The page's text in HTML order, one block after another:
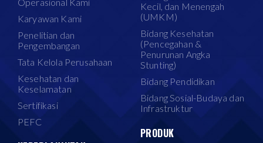
Operasional Kami
Karyawan Kami
Penelitian dan
Pengembangan
Tata Kelola Perusahaan
Kesehatan dan
Keselamatan
Sertifikasi
PEFC
Kecil, dan Menengah
(UMKM)
Bidang Kesehatan
(Pencegahan &
Penurunan Angka
Stunting)
Bidang Pendidikan
Bidang Sosial-Budaya dan
Infrastruktur
PRODUK